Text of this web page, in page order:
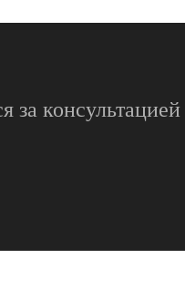
за консультацией